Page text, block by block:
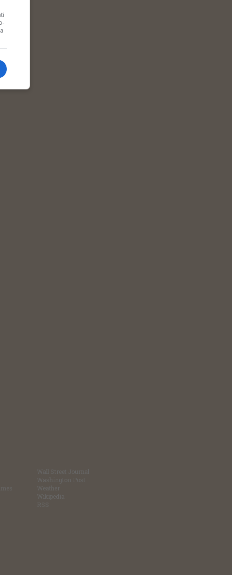
Wall Street Journal
Washington Post
Weather
Wikipedia
RSS